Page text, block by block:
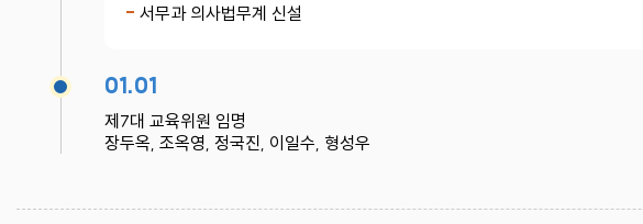
서무과 의사법무계 신설
01.01
제7대 교육위원 임명
장두옥, 조옥영, 정국진, 이일수, 형성우